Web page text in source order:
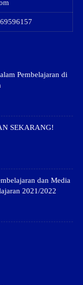
Pembelajaran di
SEKARANG!
dan Media
2021/2022